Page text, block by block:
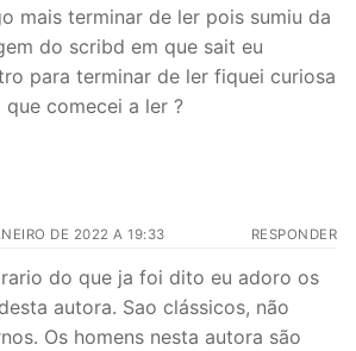
mais terminar de ler pois sumiu da
do scribd em que sait eu
para terminar de ler fiquei curiosa
que comecei a ler ?
DE 2022 A 19:33 RESPONDER
do que ja foi dito eu adoro os
autora. Sao clássicos, não
Os homens nesta autora são